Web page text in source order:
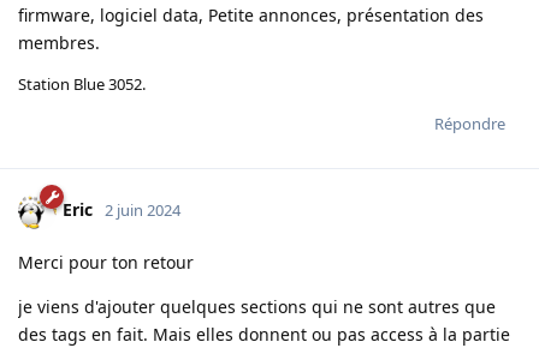
firmware, logiciel data, Petite annonces, présentation des
membres.
Station Blue 3052.
Répondre
Eric 2 juin 2024
Merci pour ton retour
je viens d'ajouter quelques sections qui ne sont autres que
des tags en fait. Mais elles donnent ou pas access à la partie